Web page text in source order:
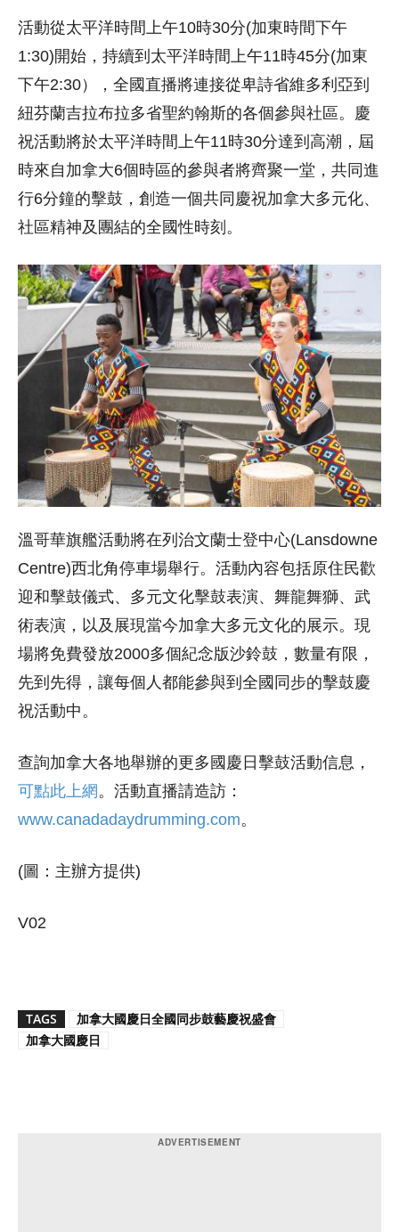
活動從太平洋時間上午10時30分(加東時間下午
1:30)開始，持續到太平洋時間上午11時45分(加東
下午2:30），全國直播將連接從卑詩省維多利亞到
紐芬蘭吉拉布拉多省聖約翰斯的各個參與社區。慶
祝活動將於太平洋時間上午11時30分達到高潮，屆
時來自加拿大6個時區的參與者將齊聚一堂，共同進
行6分鐘的擊鼓，創造一個共同慶祝加拿大多元化、
社區精神及團結的全國性時刻。
溫哥華旗艦活動將在列治文蘭士登中心(Lansdowne
Centre)西北角停車場舉行。活動內容包括原住民歡
迎和擊鼓儀式、多元文化擊鼓表演、舞龍舞獅、武
術表演，以及展現當今加拿大多元文化的展示。現
場將免費發放2000多個紀念版沙鈴鼓，數量有限，
先到先得，讓每個人都能參與到全國同步的擊鼓慶
祝活動中。
查詢加拿大各地舉辦的更多國慶日擊鼓活動信息，
可點此上網。活動直播請造訪：
www.canadadaydrumming.com。
(圖：主辦方提供)
V02
TAGS
加拿大國慶日全國同步鼓藝慶祝盛會
加拿大國慶日